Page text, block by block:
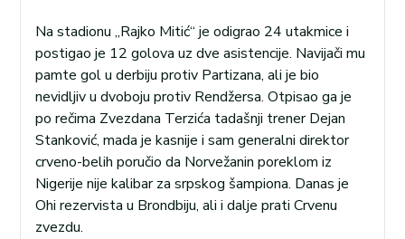
Na stadionu „Rajko Mitić“ je odigrao 24 utakmice i
postigao je 12 golova uz dve asistencije. Navijači mu
pamte gol u derbiju protiv Partizana, ali je bio
nevidljiv u dvoboju protiv Rendžersa. Otpisao ga je
po rečima Zvezdana Terzića tadašnji trener Dejan
Stanković, mada je kasnije i sam generalni direktor
crveno-belih poručio da Norvežanin poreklom iz
Nigerije nije kalibar za srpskog šampiona. Danas je
Ohi rezervista u Brondbiju, ali i dalje prati Crvenu
zvezdu.